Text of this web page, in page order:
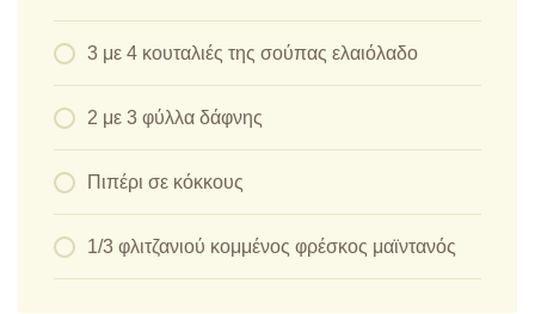
3 με 4 κουταλιές της σούπας ελαιόλαδο
2 με 3 φύλλα δάφνης
Πιπέρι σε κόκκους
1/3 φλιτζανιού κομμένος φρέσκος μαϊντανός